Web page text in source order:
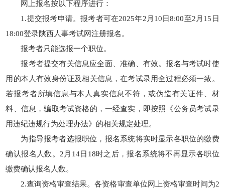
网上报名按以下程序进行：
1.提交报考申请。报考者可在2025年2月10日8:00至2月15日
18:00登录陕西人事考试网注册报名。
报考者只能选报一个职位。
报考者提交有关信息应全面、准确、有效。报名与考试时使
用的本人有效身份证及相关信息，在考试录用全过程必须一致。
若报考者所填信息与本人真实信息不符，或伪造有关证件、材
料、信息，骗取考试资格的，一经查实，即按照《公务员考试录
用违纪违规行为处理办法》的相关规定处理。
为指导报考者选报职位，报名系统将实时显示各职位的缴费
确认报名人数。2月14日18时之后，报名系统将不再显示各职位
缴费确认报名人数。
2.查询资格审查结果。各资格审查单位网上资格审查时间为2